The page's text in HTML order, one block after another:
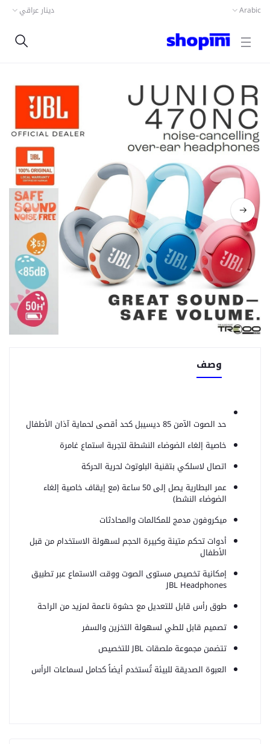
Arabic دينار عراقي
وصف
حد الصوت الآمن 85 ديسيبل كحد أقصى لحماية آذان الأطفال
خاصية إلغاء الضوضاء النشطة لتجربة استماع غامرة
اتصال لاسلكي بتقنية البلوتوث لحرية الحركة
عمر البطارية يصل إلى 50 ساعة (مع إيقاف خاصية إلغاء
الضوضاء النشط)
ميكروفون مدمج للمكالمات والمحادثات
أدوات تحكم متينة وكبيرة الحجم لسهولة الاستخدام من قبل
الأطفال
إمكانية تخصيص مستوى الصوت ووقت الاستماع عبر تطبيق
JBL Headphones
طوق رأس قابل للتعديل مع حشوة ناعمة لمزيد من الراحة
تصميم قابل للطي لسهولة التخزين والسفر
تتضمن مجموعة ملصقات JBL للتخصيص
العبوة الصديقة للبيئة تُستخدم أيضاً كحامل لسماعات الرأس